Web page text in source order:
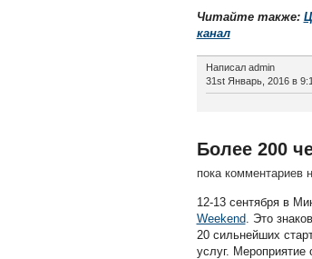
Читайте также:
канал
Написал admin
31st Январь, 2016 в
Более 200
пока комментариев
12-13 сентября в
Weekend. Это
20 сильнейших
услуг. Мероприятие